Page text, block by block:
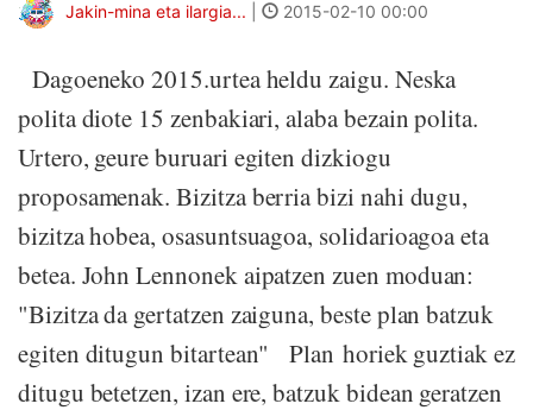
Jakin-mina eta ilargia... 2015-02-10 00:00
Dagoeneko 2015.urtea heldu zaigu. Neska
polita diote 15 zenbakiari, alaba bezain polita.
Urtero, geure buruari egiten dizkiogu
proposamenak. Bizitza berria bizi nahi dugu,
bizitza hobea, osasuntsuagoa, solidarioagoa eta
betea. John Lennonek aipatzen zuen moduan:
"Bizitza da gertatzen zaiguna, beste plan batzuk
egiten ditugun bitartean" Plan horiek guztiak ez
ditugu betetzen, izan ere, batzuk bidean geratzen